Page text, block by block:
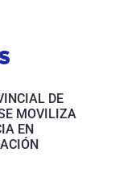
DE
MOVILIZA
EN